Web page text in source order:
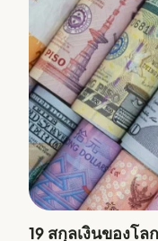
19 สกุลเงินของโ